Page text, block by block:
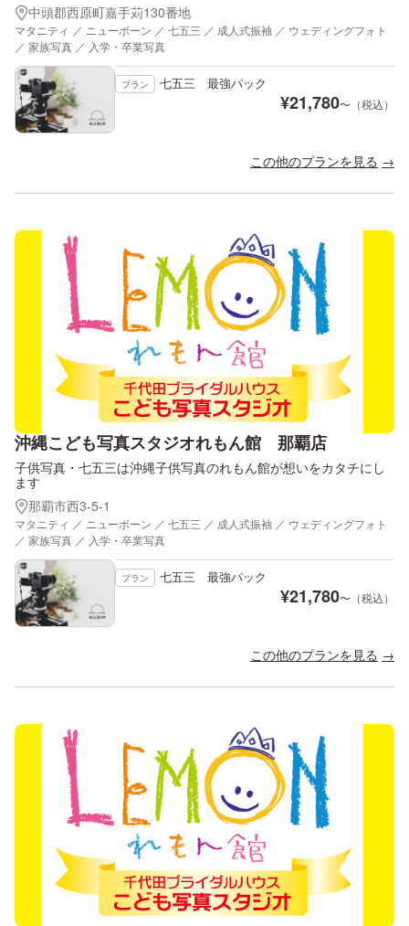
中頭郡西原町嘉手苅130番地
マタニティ ／ ニューボーン ／ 七五三 ／ 成人式振袖 ／ ウェディングフォト
／ 家族写真 ／ 入学・卒業写真
プラン 七五三 最強パック
¥21,780〜（税込）
この他のプランを見る
沖縄こども写真スタジオれもん館 那覇店
子供写真・七五三は沖縄子供写真のれもん館が想いをカタチにし
ます
那覇市西3-5-1
マタニティ ／ ニューボーン ／ 七五三 ／ 成人式振袖 ／ ウェディングフォト
／ 家族写真 ／ 入学・卒業写真
プラン 七五三 最強パック
¥21,780〜（税込）
この他のプランを見る